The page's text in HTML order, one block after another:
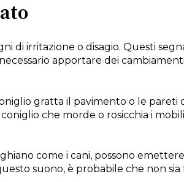
di irritazione o disagio. Questi
apportare dei
gratta il pavimento o le pareti
che morde o rosicchia i
come i cani, possono
suono, è probabile che non sia